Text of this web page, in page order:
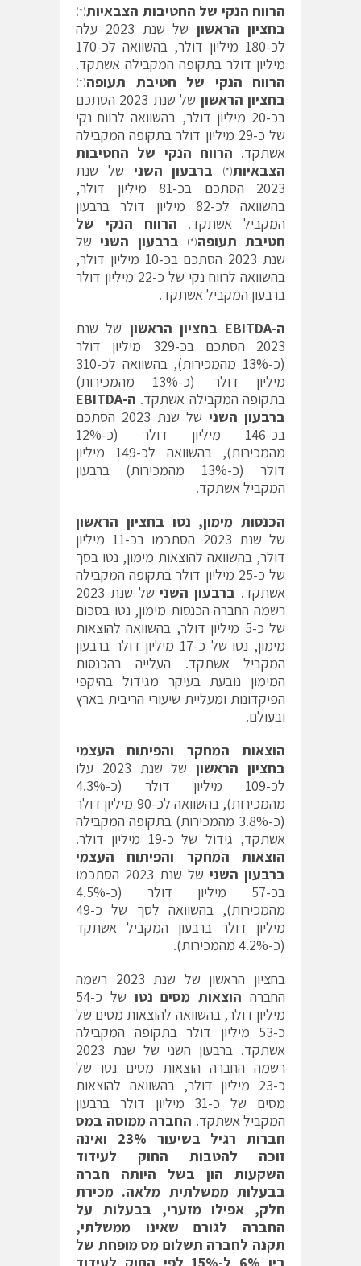
הרווח הנקי של החטיבות הצבאיות(*)
בחציון הראשון
של שנת 2023 עלה
לכ-180 מיליון דולר, בהשוואה לכ-170
מיליון דולר בתקופה המקבילה אשתקד.
הרווח הנקי של חטיבת תעופה(*)
בחציון הראשון
של שנת 2023 הסתכם
בכ-20 מיליון דולר, בהשוואה לרווח נקי
של כ-29 מיליון דולר בתקופה המקבילה
אשתקד. הרווח הנקי של החטיבות
הצבאיות(*) ברבעון השני של שנת
2023 הסתכם בכ-81 מיליון דולר,
בהשוואה לכ-82 מיליון דולר ברבעון
המקביל אשתקד. הרווח הנקי של
חטיבת תעופה(*) ברבעון השנישל
שנת 2023 הסתכם בכ-10 מיליון דולר,
בהשוואה לרווח נקי של כ-22 מיליון דולר
ברבעון המקביל אשתקד.
ה-EBITDA בחציון הראשון של שנת
2023 הסתכם בכ-329 מיליון דולר
(כ-13% מהמכירות), בהשוואה לכ-310
מיליון דולר (כ-13% מהמכירות)
בתקופה המקבילה אשתקד. ה-EBITDA
ברבעון השני
של שנת 2023 הסתכם
בכ-146 מיליון דולר (כ-12%
מהמכירות), בהשוואה לכ-149 מיליון
דולר (כ-13% מהמכירות) ברבעון
המקביל אשתקד.
הכנסות מימון, נטו בחציון הראשון
של שנת 2023 הסתכמו בכ-11 מיליון
דולר, בהשוואה להוצאות מימון, נטו בסך
של כ-25 מיליון דולר בתקופה המקבילה
אשתקד. ברבעון השני
של שנת 2023
רשמה החברה הכנסות מימון, נטו בסכום
של כ-5 מיליון דולר, בהשוואה להוצאות
מימון, נטו של כ-17 מיליון דולר ברבעון
המקביל אשתקד. העלייה בהכנסות
המימון נובעת בעיקר מגידול בהיקפי
הפיקדונות ומעליית שיעורי הריבית בארץ
ובעולם.
הוצאות המחקר והפיתוח העצמי
בחציון הראשון
של שנת 2023 עלו
לכ-109 מיליון דולר (כ-4.3%
מהמכירות), בהשוואה לכ-90 מיליון דולר
(כ-3.8% מהמכירות) בתקופה המקבילה
אשתקד, גידול של כ-19 מיליון דולר.
הוצאות המחקר והפיתוח העצמי
ברבעון השני
של שנת 2023 הסתכמו
בכ-57 מיליון דולר (כ-4.5%
מהמכירות), בהשוואה לסך של כ-49
מיליון דולר ברבעון המקביל אשתקד
(כ-4.2% מהמכירות).
בחציון הראשון של שנת 2023 רשמה
החברה הוצאות מסים נטו
של כ-54
מיליון דולר, בהשוואה להוצאות מסים של
כ-53 מיליון דולר בתקופה המקבילה
אשתקד. ברבעון השני של שנת 2023
רשמה החברה הוצאות מסים נטו של
כ-23 מיליון דולר, בהשוואה להוצאות
מסים של כ-31 מיליון דולר ברבעון
המקביל אשתקד. החברה ממוסה במס
חברות רגיל בשיעור 23% ואינה
זוכה להטבות החוק לעידוד
השקעות הון בשל היותה חברה
בבעלות ממשלתית מלאה. מכירת
חלק, אפילו מזערי, בבעלות על
החברה לגורם שאינו ממשלתי,
תקנה לחברה תשלום מס מופחת של
בין 6% ל-15% לפי החוק לעידוד